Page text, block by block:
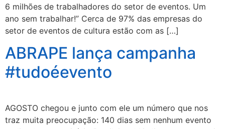
6 milhões de trabalhadores do setor de eventos. Um
ano sem trabalhar!” Cerca de 97% das empresas do
setor de eventos de cultura estão com as […]
ABRAPE lança campanha
#tudoéevento
AGOSTO chegou e junto com ele um número que nos
traz muita preocupação: 140 dias sem nenhum evento